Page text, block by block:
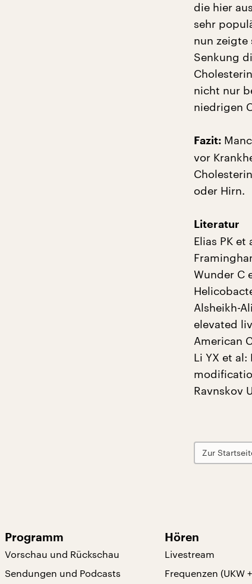
die hier
sehr
nun zeigte
Senkung
nicht nur
niedrigen
Fazit:
vor
oder Hirn.
Literatur
Elias PK
Wunder C
Alsheikh-
elevated
American
Li YX et
Ravnskov
Zur
Programm
Vorschau und Rückschau
Sendungen und Podcasts
Hören
Livestream
Frequenzen (UKW